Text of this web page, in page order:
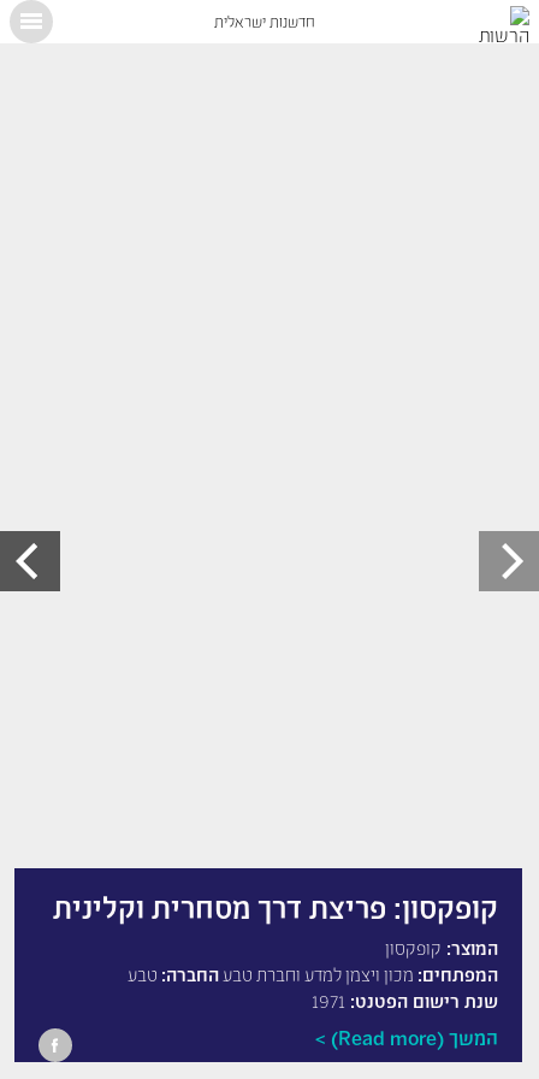
חדשנות ישראלית
קופקסון: פריצת דרך מסחרית וקלינית
המוצר: קופקסון
המפתחים: מכון ויצמן למדע וחברת טבע החברה: טבע
שנת רישום הפטנט: 1971
המשך (Read more)
X